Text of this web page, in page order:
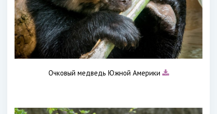
Очковый медведь Южной Америки